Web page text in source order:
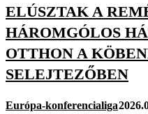
ELÚSZTAK A
HÁROMGÓLOS
OTTHON A
SELEJTEZŐBEN
Európa-konferencialiga